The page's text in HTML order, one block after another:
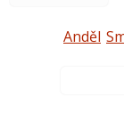
Anděl